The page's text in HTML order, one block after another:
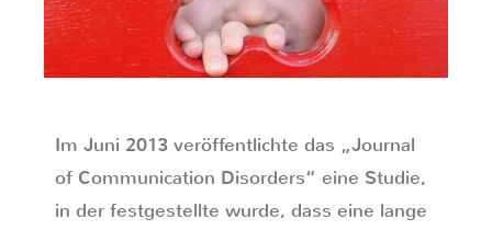
Im Juni 2013 veröffentlichte das „Journal
of Communication Disorders“ eine Studie,
in der festgestellte wurde, dass eine lange